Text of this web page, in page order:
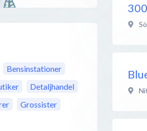
Bensinstationer
Detaljhandel
Grossister